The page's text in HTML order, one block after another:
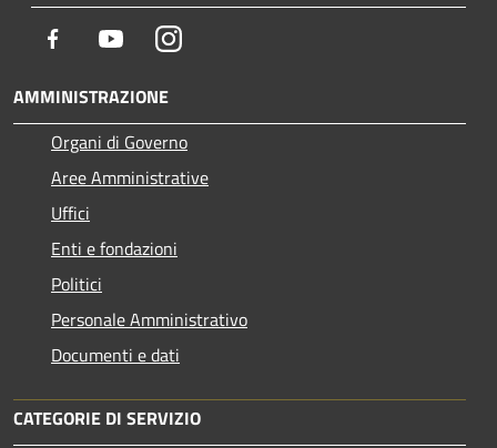
Facebook YoutubeInstagram
AMMINISTRAZIONE
Organi di Governo
Aree Amministrative
Uffici
Enti e fondazioni
Politici
Personale Amministrativo
Documenti e dati
CATEGORIE DI SERVIZIO